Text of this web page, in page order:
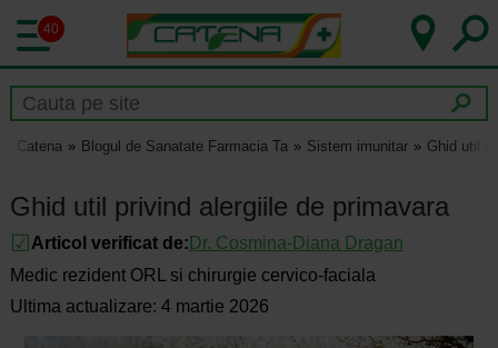
40
Catena Blogul de Sanatate Farmacia Ta Sistem imunitar Ghid util
Ghid util privind alergiile de primavara
Articol verificat de: Dr. Cosmina-Diana Dragan
Medic rezident ORL si chirurgie cervico-faciala
Ultima actualizare: 4 martie 2026